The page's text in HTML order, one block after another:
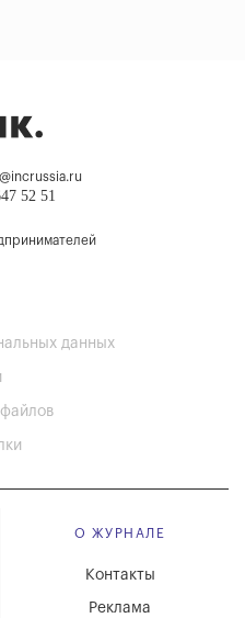
52 51
данных
О ЖУРНАЛЕ
Реклама
Контакты